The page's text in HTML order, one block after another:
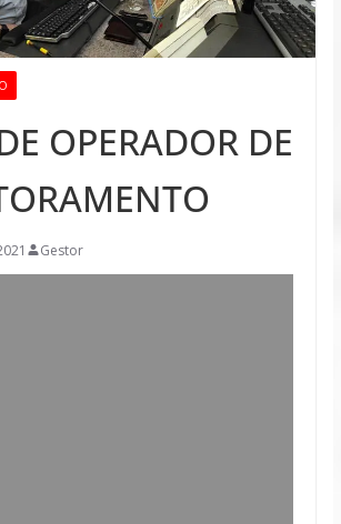
OPERADOR DE
Gestor